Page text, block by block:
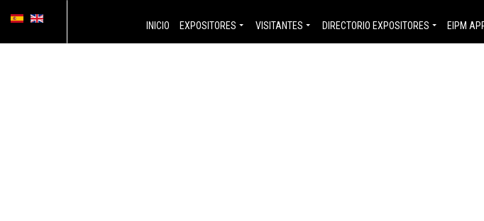
INICIO EXPOSITORES VISITANTES DIRECTORIO EXPOSITORES EIPM
Crecerá 11%